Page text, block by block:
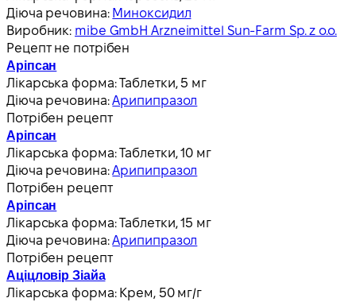
Діюча речовина: Миноксидил
Виробник: mibe GmbH Arzneimittel Sun-Farm Sp. z o.o.
Рецепт не потрібен
Аріпсан
Лікарська форма:Таблетки, 5 мг
Діюча речовина:Арипипразол
Потрібен рецепт
Аріпсан
Лікарська форма:Таблетки, 10 мг
Діюча речовина:Арипипразол
Потрібен рецепт
Аріпсан
Лікарська форма:Таблетки, 15 мг
Діюча речовина:Арипипразол
Потрібен рецепт
Аціцловір Зіайа
Лікарська форма: Крем, 50 мг/г